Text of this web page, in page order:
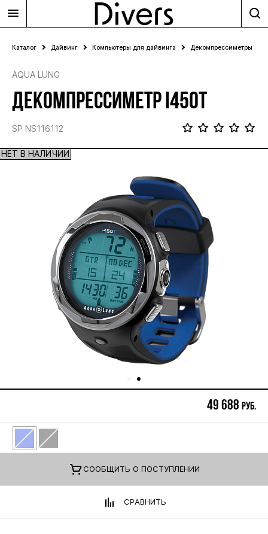
Каталог Дайвинг Компьютеры для дайвинга Декомпрессиметры
AQUA LUNG
ДЕКОМПРЕССИМЕТР I450T
SP NS116112
НЕТ В НАЛИЧИИ
49 688 руб.
CООБЩИТЬ О ПОСТУПЛЕНИИ
СРАВНИТЬ